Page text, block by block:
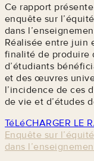
Ce rapport
enquête sur
dans
Réalisée entre juin
finalité de produire
d’étudiants
et des œuvres
l’incidence de ces
de vie et d’études
TéLéCHARGER LE
Enquête sur
dans